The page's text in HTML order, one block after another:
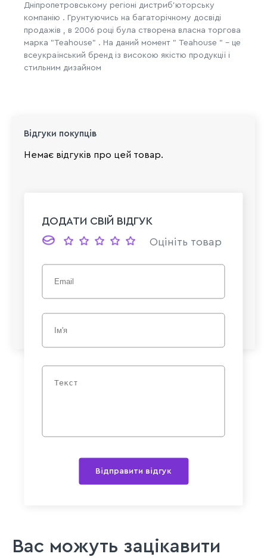
Дніпропетровському регіоні дистриб'юторську
компанію . Грунтуючись на багаторічному досвіді
продажів , в 2006 році була створена власна торгова
марка "Teahouse" . На даний момент " Teahouse " - це
всеукраїнський бренд із високою якістю продукції і
стильним дизайном
Відгуки покупців
Немає відгуків про цей товар.
ДОДАТИ СВІЙ ВІДГУК
Оцініть товар
Відправити відгук
Вас можуть зацікавити